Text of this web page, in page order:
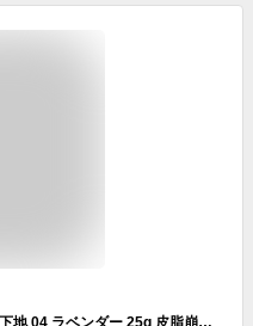
FASIO(ファシオ) くずれ・日やけ防止下地 04 ラベンダー 25g 皮脂崩れ防止 トーンアップ ラベンダー SPF50+/PA++++ ウォータープルーフ